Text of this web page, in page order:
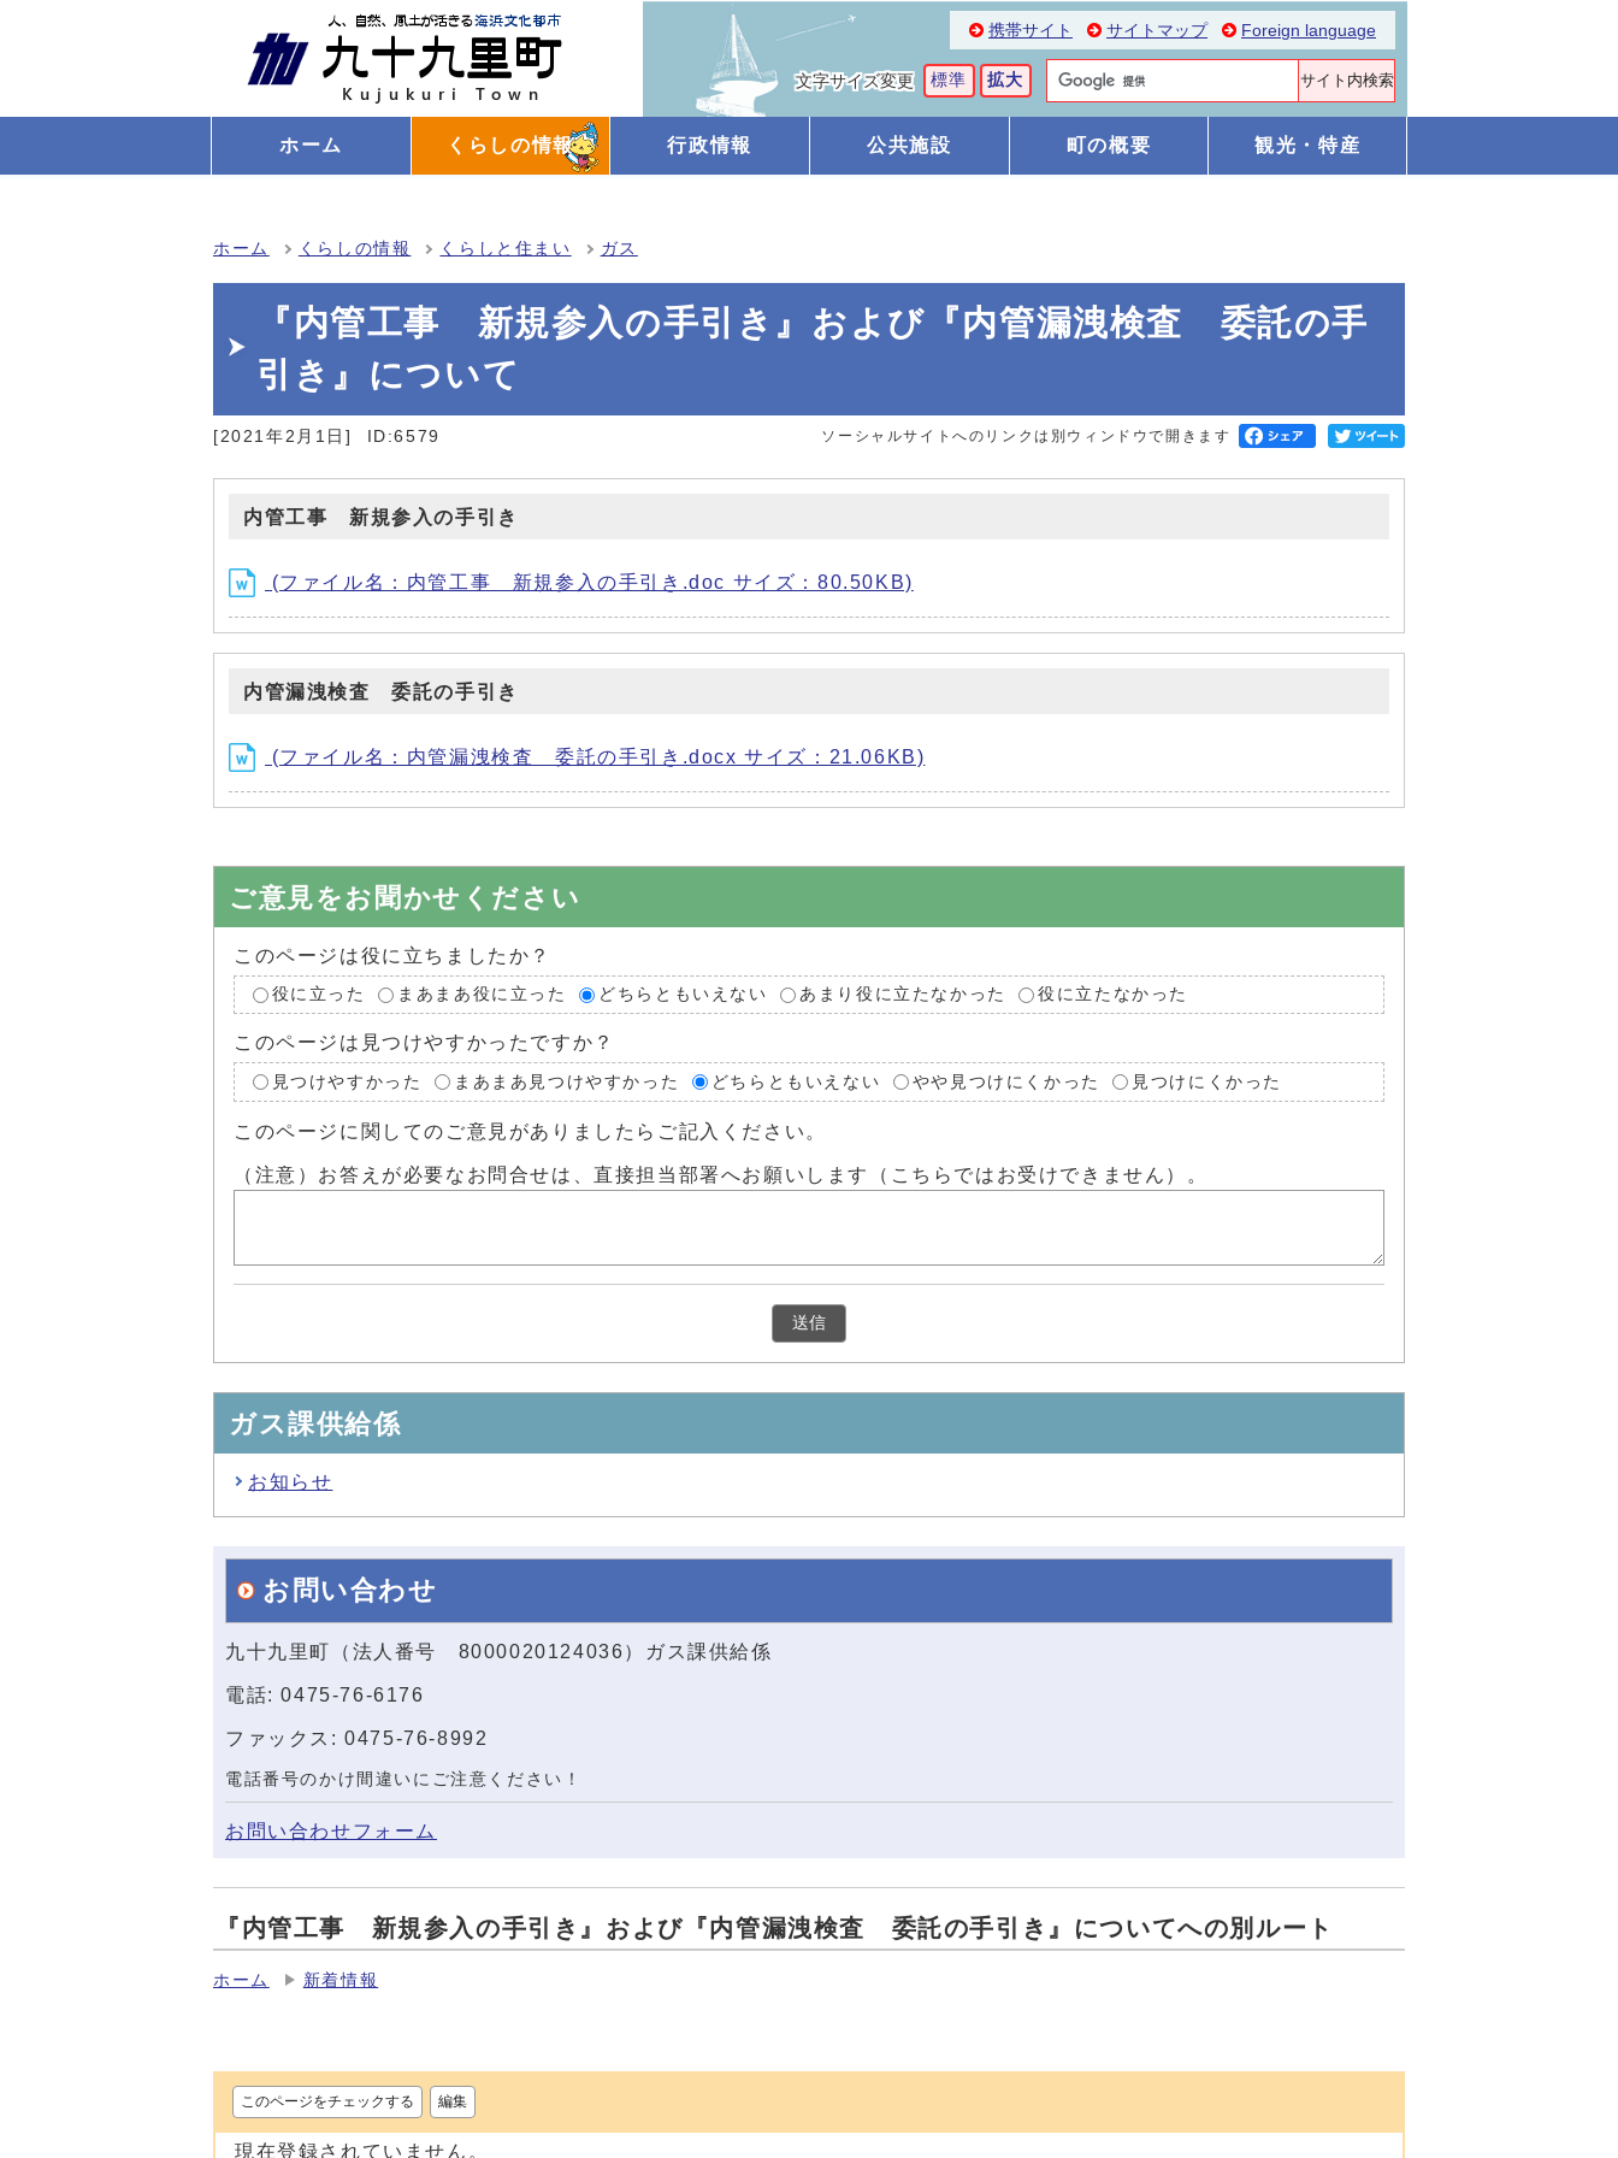
携帯サイト サイトマップ Foreign language
文字サイズ変更 標準 拡大
ホーム くらしの情報 行政情報 公共施設 町の概要 観光・特産
ホーム くらしの情報 くらしと住まい ガス
『内管工事 新規参入の手引き』および『内管漏洩検査 委託の手
引き』について
[2021年2月1日] ID:6579 ソーシャルサイトへのリンクは別ウィンドウで開きます
内管工事 新規参入の手引き
(ファイル名：内管工事 新規参入の手引き.doc サイズ：80.50KB)
内管漏洩検査 委託の手引き
(ファイル名：内管漏洩検査 委託の手引き.docx サイズ：21.06KB)
ご意見をお聞かせください
このページは役に立ちましたか？
役に立った まあまあ役に立った どちらともいえない あまり役に立たなかった 役に立たなかった
このページは見つけやすかったですか？
見つけやすかった まあまあ見つけやすかった どちらともいえない やや見つけにくかった 見つけにくかった
このページに関してのご意見がありましたらご記入ください。
（注意）お答えが必要なお問合せは、直接担当部署へお願いします（こちらではお受けできません）。
ガス課供給係
お知らせ
お問い合わせ
九十九里町（法人番号 8000020124036）ガス課供給係
電話: 0475-76-6176
ファックス: 0475-76-8992
電話番号のかけ間違いにご注意ください！
お問い合わせフォーム
『内管工事 新規参入の手引き』および『内管漏洩検査 委託の手引き』についてへの別ルート
ホーム 新着情報
このページをチェックする 編集
現在登録されていません。